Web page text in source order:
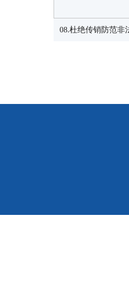
08.杜绝传销防范非